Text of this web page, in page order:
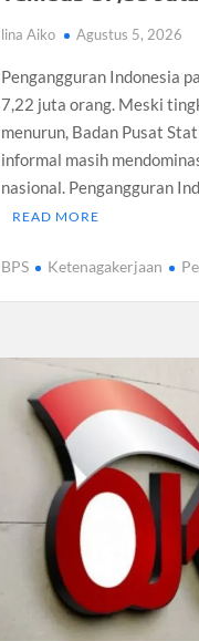
lina Aiko Agustus 5, 2026
Pengangguran Indonesia
7,22 juta orang. Meski
menurun, Badan Pusat
informal masih
nasional. Pengangguran
READ MORE
BPS Ketenagakerjaan